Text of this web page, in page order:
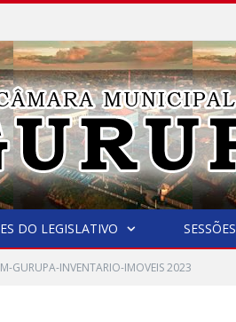
DO LEGISLATIVO SESSÕES
GURUPA-INVENTARIO-IMOVEIS 2023